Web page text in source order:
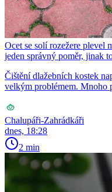
Ocet se solí rozežere plevel
jeden správný poměr, jinak
Čištění dlažebních kostek
velkým problémem. Mnoho
Chalupáři-Zahrádkáři
dnes, 18:28
2 min